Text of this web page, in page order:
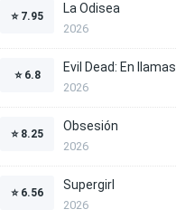
⭐ 7.95
La Odisea
2026
⭐ 6.8
Evil Dead: En llamas
2026
⭐ 8.25
Obsesión
2026
⭐ 6.56
Supergirl
2026